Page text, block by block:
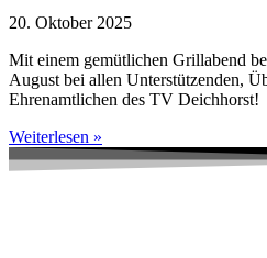
20. Oktober 2025
Mit einem gemütlichen Grillabend
August bei allen Unterstützenden,
Ehrenamtlichen des TV Deichhorst!
Weiterlesen »